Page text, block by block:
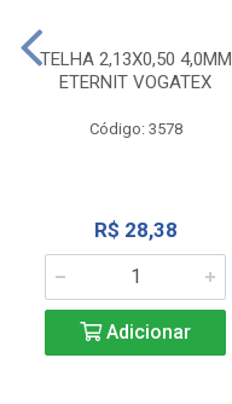
TELHA 2,13X0,50 4,0MM
ETERNIT VOGATEX
Código: 3578
R$ 28,38
Adicionar